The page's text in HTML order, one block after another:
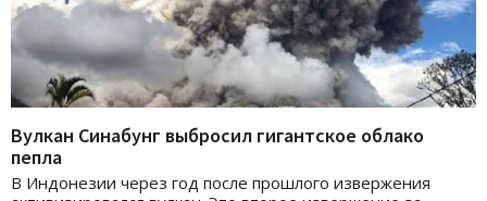
Вулкан Синабунг выбросил гигантское облако
пепла
В Индонезии через год после прошлого извержения